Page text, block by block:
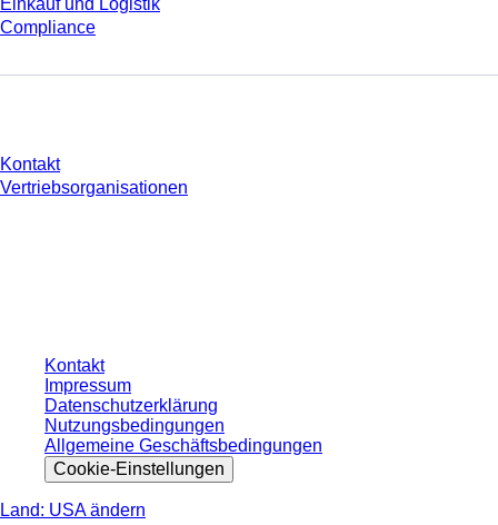
Compliance
Kontakt
Vertriebsorganisationen
Kontakt
Impressum
Datenschutzerklärung
Nutzungsbedingungen
Allgemeine Geschäftsbedingungen
Cookie-Einstellungen
Land: USA ändern